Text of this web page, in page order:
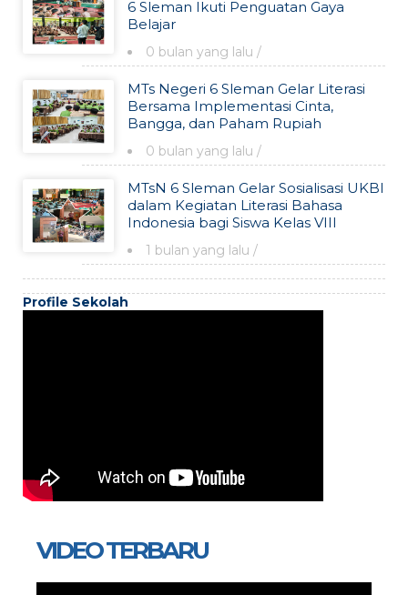
6 Sleman Ikuti Penguatan Gaya
Belajar
0 bulan yang lalu /
MTs Negeri 6 Sleman Gelar Literasi
Bersama Implementasi Cinta,
Bangga, dan Paham Rupiah
0 bulan yang lalu /
MTsN 6 Sleman Gelar Sosialisasi UKBI
dalam Kegiatan Literasi Bahasa
Indonesia bagi Siswa Kelas VIII
1 bulan yang lalu /
Profile Sekolah
VIDEO TERBARU